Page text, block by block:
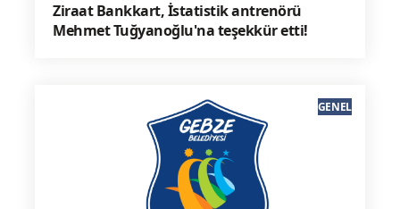
Ziraat Bankkart, İstatistik antrenörü
Mehmet Tuğyanoğlu'na teşekkür etti!
GENEL